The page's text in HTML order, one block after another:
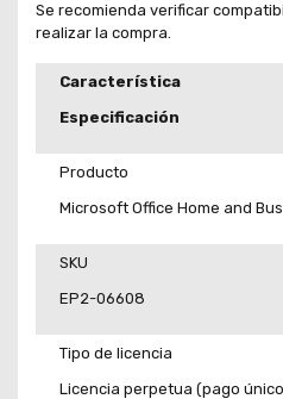
Se recomienda verificar
realizar la compra.
Característica
Especificación
Producto
Microsoft Office Home and
SKU
EP2-06608
Tipo de licencia
Licencia perpetua (pago